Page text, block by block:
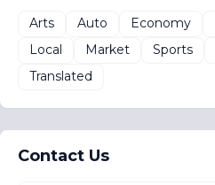
Arts Auto Economy
Local
Market Sports
Translated
Contact Us